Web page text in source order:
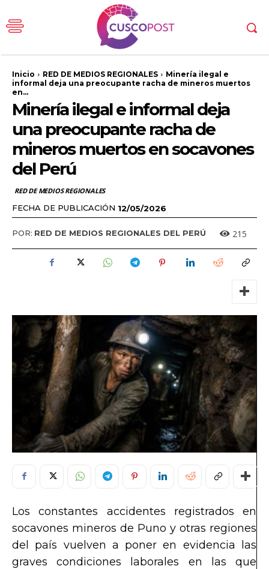
Inicio RED DE MEDIOS REGIONALES
Minería ilegal e
informal deja una preocupante racha de mineros muertos
en...
Minería ilegal e informal deja
una preocupante racha de
mineros muertos en socavones
del Perú
RED DE MEDIOS REGIONALES
FECHA DE PUBLICACIÓN 12/05/2026
POR: RED DE MEDIOS REGIONALES DEL PERÚ 215
Los constantes accidentes registrados en
socavones mineros de Puno y otras regiones
del país vuelven a poner en evidencia las
graves condiciones laborales en las que